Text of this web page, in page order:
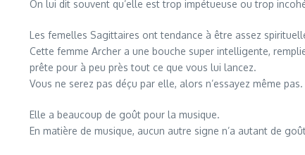
On lui dit souvent qu’elle est trop impétueuse ou trop
Les femelles Sagittaires ont tendance à être assez
Cette femme Archer a une bouche super intelligente,
prête pour à peu près tout ce que vous lui lancez.
Vous ne serez pas déçu par elle, alors n’essayez même pas.
Elle a beaucoup de goût pour la musique.
En matière de musique, aucun autre signe n’a autant de